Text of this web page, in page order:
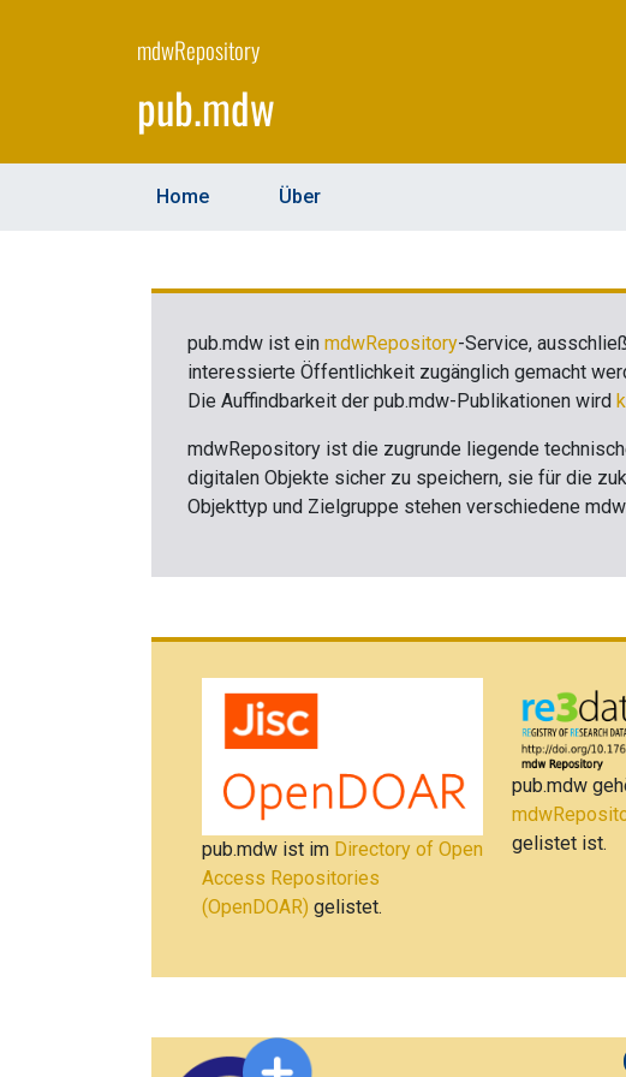
mdwRepository
pub.mdw
Home Über
pub.mdw ist ein mdwRepository-Service,
interessierte Öffentlichkeit zugänglich gemacht
Die Auffindbarkeit der pub.mdw-Publikationen wird
mdwRepository ist die zugrunde liegende
digitalen Objekte sicher zu speichern, sie für die
Objekttyp und Zielgruppe stehen verschiedene
pub.mdw ist im Directory of Open
Access Repositories
(OpenDOAR) gelistet.
pub.mdw
gelistet ist.